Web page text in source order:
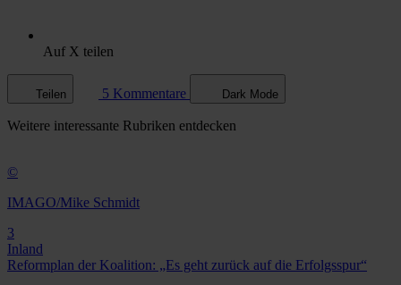
Auf X teilen
Teilen 5 Kommentare Dark Mode
Weitere interessante Rubriken entdecken
©
IMAGO/Mike Schmidt
3
Inland
Reformplan der Koalition: „Es geht zurück auf die Erfolgsspur“